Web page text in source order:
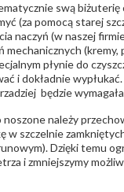
swą biżuterię
(za pomocą starej
naczyń (w naszej
mechanicznych
płynie do
i dokładnie
będzie
noszone należy
w szczelnie
Dzięki temu
i zmniejszymy